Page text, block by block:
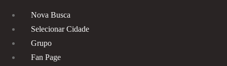
Nova Busca
Selecionar Cidade
Grupo
Fan Page